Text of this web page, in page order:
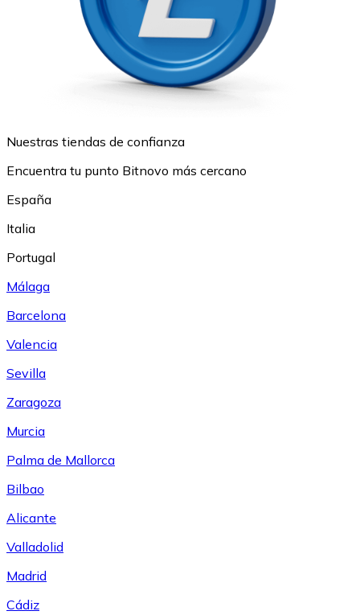
Nuestras tiendas de confianza
Encuentra tu punto Bitnovo más cercano
España
Italia
Portugal
Málaga
Barcelona
Valencia
Sevilla
Zaragoza
Murcia
Palma de Mallorca
Bilbao
Alicante
Valladolid
Madrid
Cádiz